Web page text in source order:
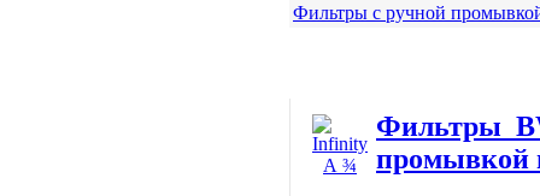
Фильтры с ручной
Фильтры
промывкой